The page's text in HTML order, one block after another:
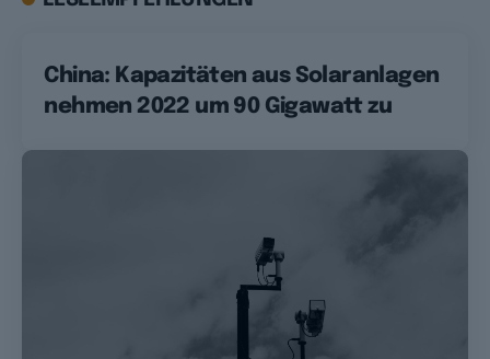
China: Kapazitäten aus Solaranlagen
nehmen 2022 um 90 Gigawatt zu